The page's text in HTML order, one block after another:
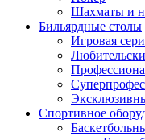
Шахматы и
Бильярдные столы
Игровая
Спортивное